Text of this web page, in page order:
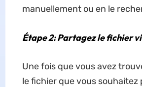
manuellement ou en le
Étape 2: Partagez le fichier
Une fois que vous avez
le fichier que vous souhaitez